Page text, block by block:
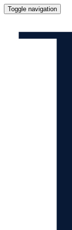
Toggle navigation